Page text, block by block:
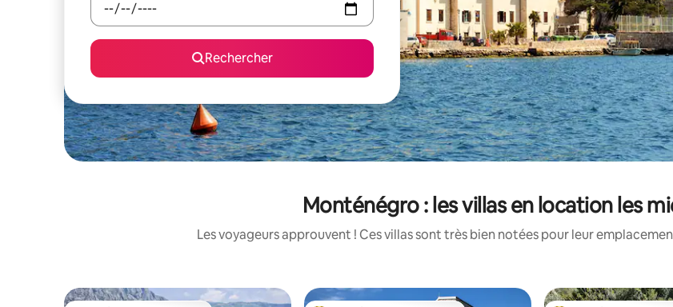
Rechercher
Monténégro : les villas en location les
Les voyageurs approuvent ! Ces villas sont très bien notées pour leur